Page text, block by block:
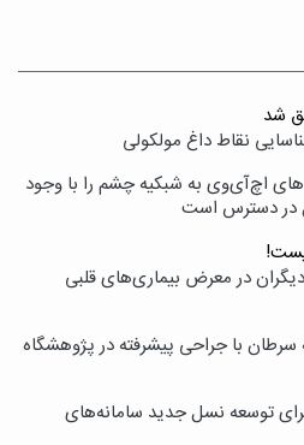
شد
نقاط داغ مولکولی
اچ‌آی‌وی به شبکیه چشم را با وجود
در دسترس است
در معرض بیماری‌های قلبی
سرطان با جراحی پیشرفته در پژوهشگاه
توسعه نسل جدید سامانه‌های